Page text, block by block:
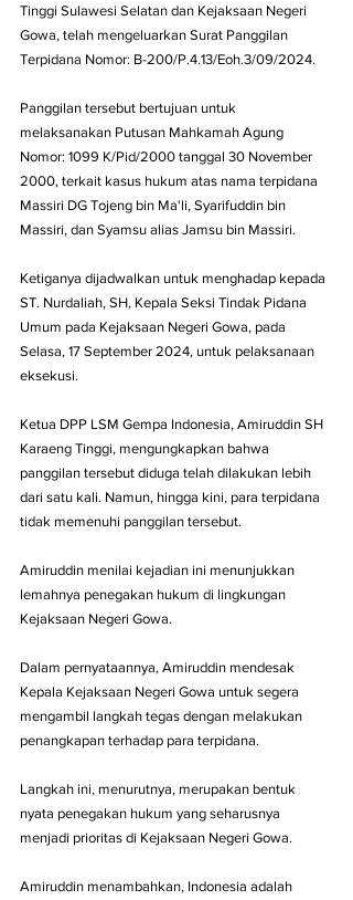
Tinggi Sulawesi Selatan dan Kejaksaan Negeri
Gowa, telah mengeluarkan Surat Panggilan
Terpidana Nomor: B-200/P.4.13/Eoh.3/09/2024.
Panggilan tersebut bertujuan untuk
melaksanakan Putusan Mahkamah Agung
Nomor: 1099 K/Pid/2000 tanggal 30 November
2000, terkait kasus hukum atas nama terpidana
Massiri DG Tojeng bin Ma'li, Syarifuddin bin
Massiri, dan Syamsu alias Jamsu bin Massiri.
Ketiganya dijadwalkan untuk menghadap kepada
ST. Nurdaliah, SH, Kepala Seksi Tindak Pidana
Umum pada Kejaksaan Negeri Gowa, pada
Selasa, 17 September 2024, untuk pelaksanaan
eksekusi.
Ketua DPP LSM Gempa Indonesia, Amiruddin SH
Karaeng Tinggi, mengungkapkan bahwa
panggilan tersebut diduga telah dilakukan lebih
dari satu kali. Namun, hingga kini, para terpidana
tidak memenuhi panggilan tersebut.
Amiruddin menilai kejadian ini menunjukkan
lemahnya penegakan hukum di lingkungan
Kejaksaan Negeri Gowa.
Dalam pernyataannya, Amiruddin mendesak
Kepala Kejaksaan Negeri Gowa untuk segera
mengambil langkah tegas dengan melakukan
penangkapan terhadap para terpidana.
Langkah ini, menurutnya, merupakan bentuk
nyata penegakan hukum yang seharusnya
menjadi prioritas di Kejaksaan Negeri Gowa.
Amiruddin menambahkan, Indonesia adalah